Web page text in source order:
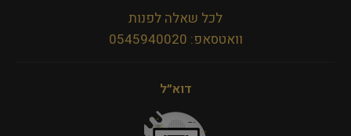
לכל שאלה לפנות
וואטסאפ: 0545940020
דוא״ל